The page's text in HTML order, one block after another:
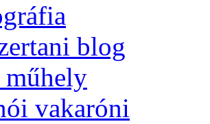
blog
vakaróni